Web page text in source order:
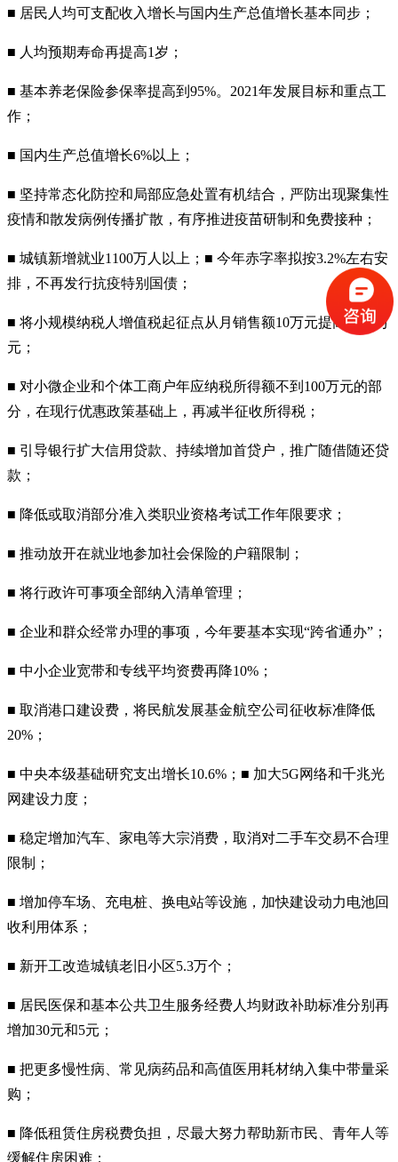
■ 居民人均可支配收入增长与国内生产总值增长基本同步；
■ 人均预期寿命再提高1岁；
■ 基本养老保险参保率提高到95%。2021年发展目标和重点工
作；
■ 国内生产总值增长6%以上；
■ 坚持常态化防控和局部应急处置有机结合，严防出现聚集性
疫情和散发病例传播扩散，有序推进疫苗研制和免费接种；
■ 城镇新增就业1100万人以上；■ 今年赤字率拟按3.2%左右安
排，不再发行抗疫特别国债；
■ 将小规模纳税人增值税起征点从月销售额10万元提高到15万
元；
■ 对小微企业和个体工商户年应纳税所得额不到100万元的部
分，在现行优惠政策基础上，再减半征收所得税；
■ 引导银行扩大信用贷款、持续增加首贷户，推广随借随还贷
款；
■ 降低或取消部分准入类职业资格考试工作年限要求；
■ 推动放开在就业地参加社会保险的户籍限制；
■ 将行政许可事项全部纳入清单管理；
■ 企业和群众经常办理的事项，今年要基本实现“跨省通办”；
■ 中小企业宽带和专线平均资费再降10%；
■ 取消港口建设费，将民航发展基金航空公司征收标准降低
20%；
■ 中央本级基础研究支出增长10.6%；■ 加大5G网络和千兆光
网建设力度；
■ 稳定增加汽车、家电等大宗消费，取消对二手车交易不合理
限制；
■ 增加停车场、充电桩、换电站等设施，加快建设动力电池回
收利用体系；
■ 新开工改造城镇老旧小区5.3万个；
■ 居民医保和基本公共卫生服务经费人均财政补助标准分别再
增加30元和5元；
■ 把更多慢性病、常见病药品和高值医用耗材纳入集中带量采
购；
■ 降低租赁住房税费负担，尽最大努力帮助新市民、青年人等
缓解住房困难；